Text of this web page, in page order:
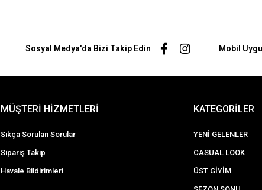
Sosyal Medya'da Bizi Takip Edin Mobil
MÜŞTERİ HİZMETLERİ
Sıkça Sorulan Sorular
Sipariş Takip
Havale Bildirimleri
KATEGORİLER
YENİ GELENLER
CASUAL LOOK
ÜST GİYİM